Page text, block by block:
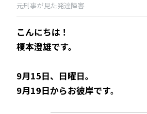
元刑事が見た発達障害
こんにちは！
榎本澄雄です。
9月15日、日曜日。
9月19日からお彼岸です。